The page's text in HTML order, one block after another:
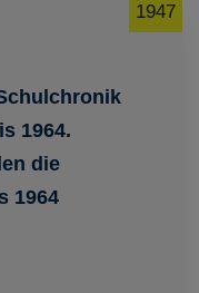
1964.
die
1964
1947